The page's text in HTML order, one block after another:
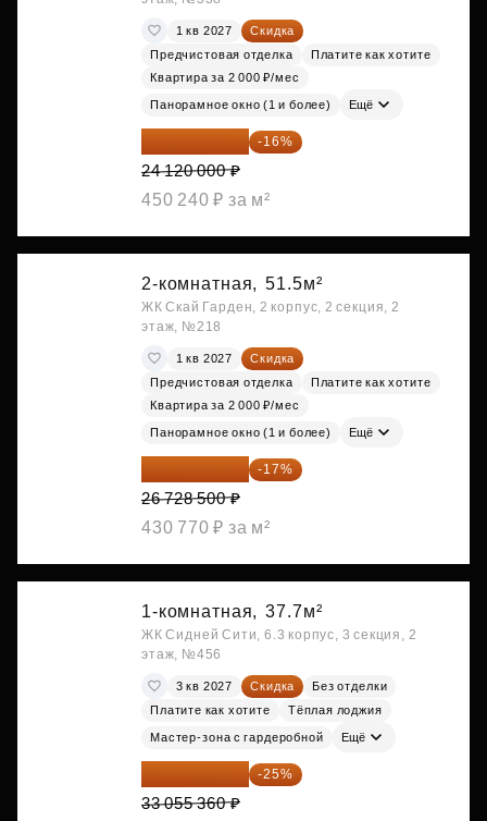
1 кв 2027
Скидка
Предчистовая отделка
Платите как хотите
Квартира за 2 000 ₽/мес
Панорамное окно (1 и более) Ещё
20 260 800 ₽ -16%
24 120 000 ₽
450 240 ₽ за м²
2-комнатная, 51.5м²
ЖК Скай Гарден, 2 корпус, 2 секция, 2
этаж, №218
1 кв 2027
Скидка
Предчистовая отделка
Платите как хотите
Квартира за 2 000 ₽/мес
Панорамное окно (1 и более) Ещё
22 184 655 ₽ -17%
26 728 500 ₽
430 770 ₽ за м²
1-комнатная, 37.7м²
ЖК Сидней Сити, 6.3 корпус, 3 секция, 2
этаж, №456
3 кв 2027 Скидка
Без отделки
Платите как хотите
Тёплая лоджия
Мастер-зона с гардеробной Ещё
24 791 520 ₽ -25%
33 055 360 ₽